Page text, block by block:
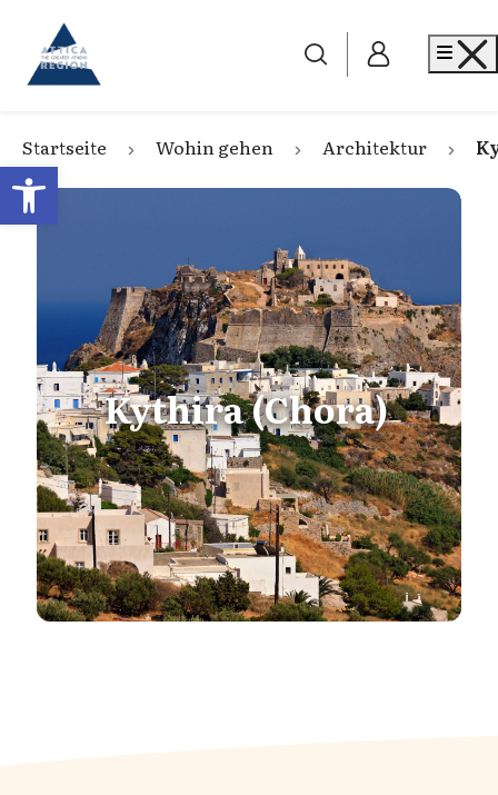
Open toolbar
Go to home
Startseite Wohin gehen Architektur
Kythira (Chora)